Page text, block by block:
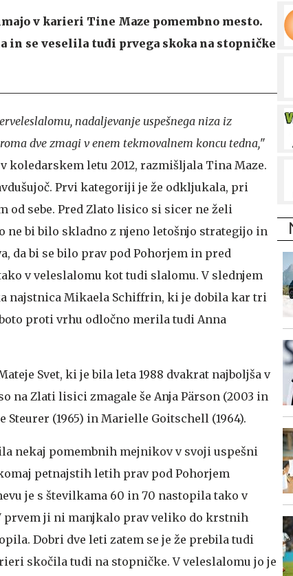
v karieri Tine Maze pomembno mesto.
in se veselila tudi prvega skoka na stopničke
nadaljevanje uspešnega niza iz
dve zmagi v enem tekmovalnem koncu tedna,"
koledarskem letu 2012, razmišljala Tina Maze.
Prvi kategoriji je že odkljukala, pri
od sebe. Pred Zlato lisico si sicer ne želi
ne bi bilo skladno z njeno letošnjo strategijo in
da bi se bilo prav pod Pohorjem in pred
v veleslalomu kot tudi slalomu. V slednjem
najstnica Mikaela Schiffrin, ki je dobila kar tri
proti vrhu odločno merila tudi Anna
Svet, ki je bila leta 1988 dvakrat najboljša v
na Zlati lisici zmagale še Anja Pärson (2003 in
Steurer (1965) in Marielle Goitschell (1964).
nekaj pomembnih mejnikov v svoji uspešni
petnajstih letih prav pod Pohorjem
je s številkama 60 in 70 nastopila tako v
prvem ji ni manjkalo prav veliko do krstnih
Dobri dve leti zatem se je že prebila tudi
skočila tudi na stopničke. V veleslalomu jo je